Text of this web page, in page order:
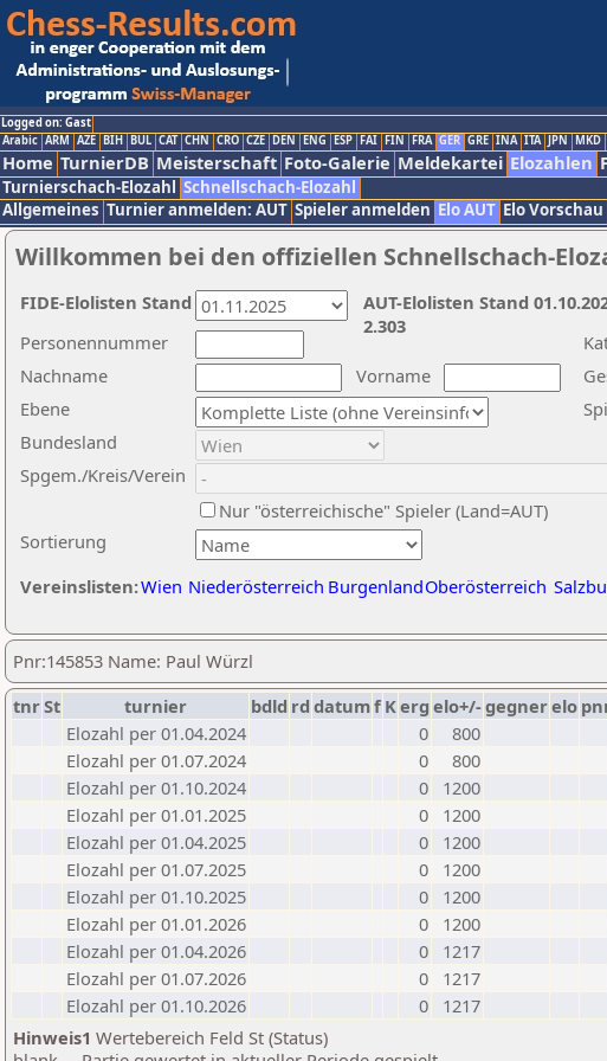
Logged on: Gast
Arabic ARM AZE BIH BUL CAT CHN CRO CZE DEN ENG ESP FAI FIN FRA GER GRE INA ITA JPN MKD
Home TurnierDB Meisterschaft Foto-Galerie Meldekartei Elozahlen
Turnierschach-Elozahl Schnellschach-Elozahl
Allgemeines Turnier anmelden: AUT Spieler anmelden Elo AUT Elo Vorschau
Willkommen bei den offiziellen Schnellschach-
Nachname
Vorname
Ebene
Sortierung
Personennummer
Bundesland
Spgem./Kreis/Verein
Nur "österreichische" Spieler (Land=AUT)
Vereinslisten:Wien Niederösterreich BurgenlandOberösterreich
AUT-Elolisten Stand
2.303
FIDE-Elolisten Stand
Pnr:145853 Name: Paul Würzl
tnrSt turnier bdld rd datumf Kerg elo+/-gegnerelo
Elozahl per 01.04.2024
0
800
Elozahl per 01.07.2024
0
800
Elozahl per 01.10.2024
0
1200
Elozahl per 01.01.2025
0
1200
Elozahl per 01.04.2025
0
1200
Elozahl per 01.07.2025
0
1200
Elozahl per 01.10.2025
0
1200
Elozahl per 01.01.2026
0
1200
Elozahl per 01.04.2026
0
1217
Elozahl per 01.07.2026
0
1217
Elozahl per 01.10.2026
0
1217
Hinweis1 Wertebereich Feld St (Status)